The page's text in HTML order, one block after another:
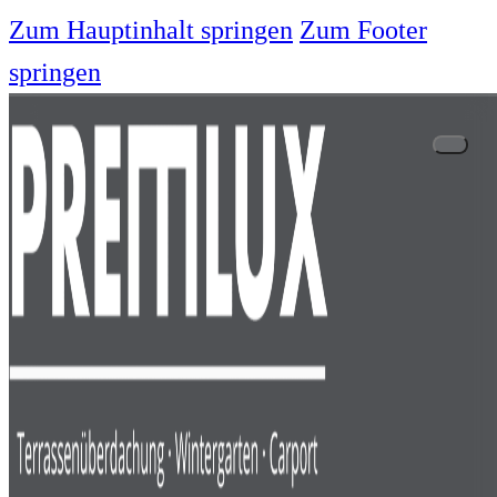
Zum Hauptinhalt springen Zum Footer
springen